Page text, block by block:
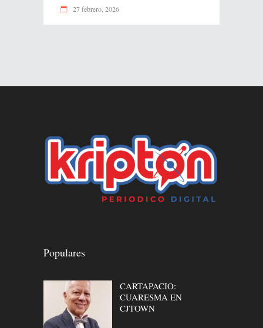
27 febrero, 2026
Populares
CARTAPACIO:
CUARESMA EN
CJTOWN